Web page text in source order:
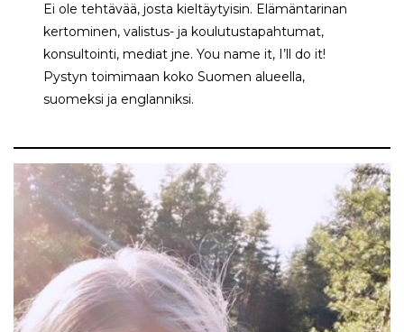
Ei ole tehtävää, josta kieltäytyisin. Elämäntarinan
kertominen, valistus- ja koulutustapahtumat,
konsultointi, mediat jne. You name it, I’ll do it!
Pystyn toimimaan koko Suomen alueella,
suomeksi ja englanniksi.